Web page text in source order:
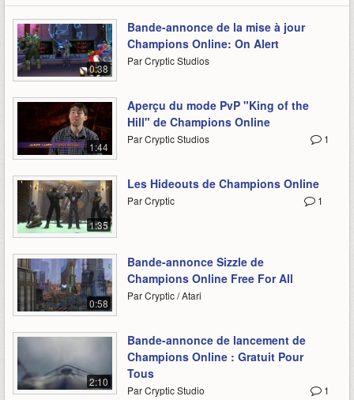
0:38
Bande-annonce de la mise à jour
Champions Online: On Alert
Par Cryptic Studios
1:44
Aperçu du mode PvP "King of the
Hill" de Champions Online
1
Par Cryptic Studios
1:35
Les Hideouts de Champions Online
1
Par Cryptic
0:58
Bande-annonce Sizzle de
Champions Online Free For All
Par Cryptic / Atari
2:10
Bande-annonce de lancement de
Champions Online : Gratuit Pour
Tous
1
Par Cryptic Studio